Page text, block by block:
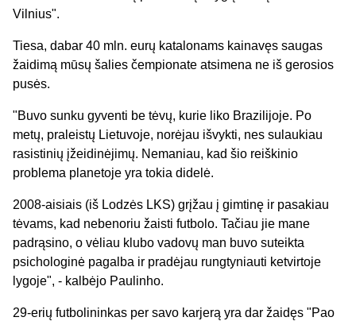
Vilnius".
Tiesa, dabar 40 mln. eurų katalonams kainavęs saugas
žaidimą mūsų šalies čempionate atsimena ne iš gerosios
pusės.
"Buvo sunku gyventi be tėvų, kurie liko Brazilijoje. Po
metų, praleistų Lietuvoje, norėjau išvykti, nes sulaukiau
rasistinių įžeidinėjimų. Nemaniau, kad šio reiškinio
problema planetoje yra tokia didelė.
2008-aisiais (iš Lodzės LKS) grįžau į gimtinę ir pasakiau
tėvams, kad nebenoriu žaisti futbolo. Tačiau jie mane
padrąsino, o vėliau klubo vadovų man buvo suteikta
psichologinė pagalba ir pradėjau rungtyniauti ketvirtoje
lygoje", - kalbėjo Paulinho.
29-erių futbolininkas per savo karjerą yra dar žaidęs "Pao